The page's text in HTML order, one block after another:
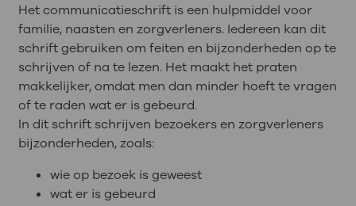
Het communicatieschrift is een hulpmiddel voor
familie, naasten en zorgverleners. Iedereen kan dit
schrift gebruiken om feiten en bijzonderheden op te
schrijven of na te lezen. Het maakt het praten
makkelijker, omdat men dan minder hoeft te vragen
of te raden wat er is gebeurd.
In dit schrift schrijven bezoekers en zorgverleners
bijzonderheden, zoals:
wie op bezoek is geweest
wat er is gebeurd